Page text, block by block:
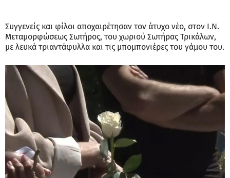
Συγγενείς και φίλοι αποχαιρέτησαν τον άτυχο νέο, στον Ι.Ν.
Μεταμορφώσεως Σωτήρος, του χωριού Σωτήρας Τρικάλων,
με λευκά τριαντάφυλλα και τις μπομπονιέρες του γάμου του.